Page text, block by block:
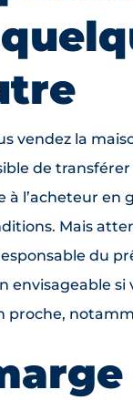
vendez la
de
à l’acheteur en
Mais
du
envisageable si
proche,